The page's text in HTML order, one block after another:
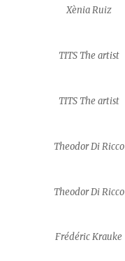
Xènia Ruiz
TITS The artist
TITS The artist
Theodor Di Ricco
Theodor Di Ricco
Frédéric Krauke